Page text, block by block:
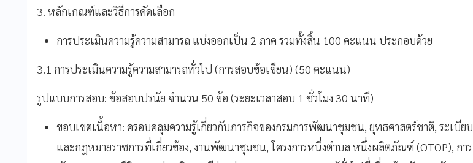
3. หลักเกณฑ์และวิธีการคัดเลือก
การประเมินความรู้ความสามารถ แบ่งออกเป็น 2 ภาค รวมทั้งสิ้น 100 คะแนน ประกอบด้วย
3.1 การประเมินความรู้ความสามารถทั่วไป (การสอบข้อเขียน) (50 คะแนน)
รูปแบบการสอบ: ข้อสอบปรนัย จำนวน 50 ข้อ (ระยะเวลาสอบ 1 ชั่วโมง 30 นาที)
ขอบเขตเนื้อหา: ครอบคลุมความรู้เกี่ยวกับภารกิจของกรมการพัฒนาชุมชน, ยุทธศาสตร์ชาติ, ระเบียบ
และกฎหมายราชการที่เกี่ยวข้อง, งานพัฒนาชุมชน, โครงการหนึ่งตำบล หนึ่งผลิตภัณฑ์ (OTOP), การ